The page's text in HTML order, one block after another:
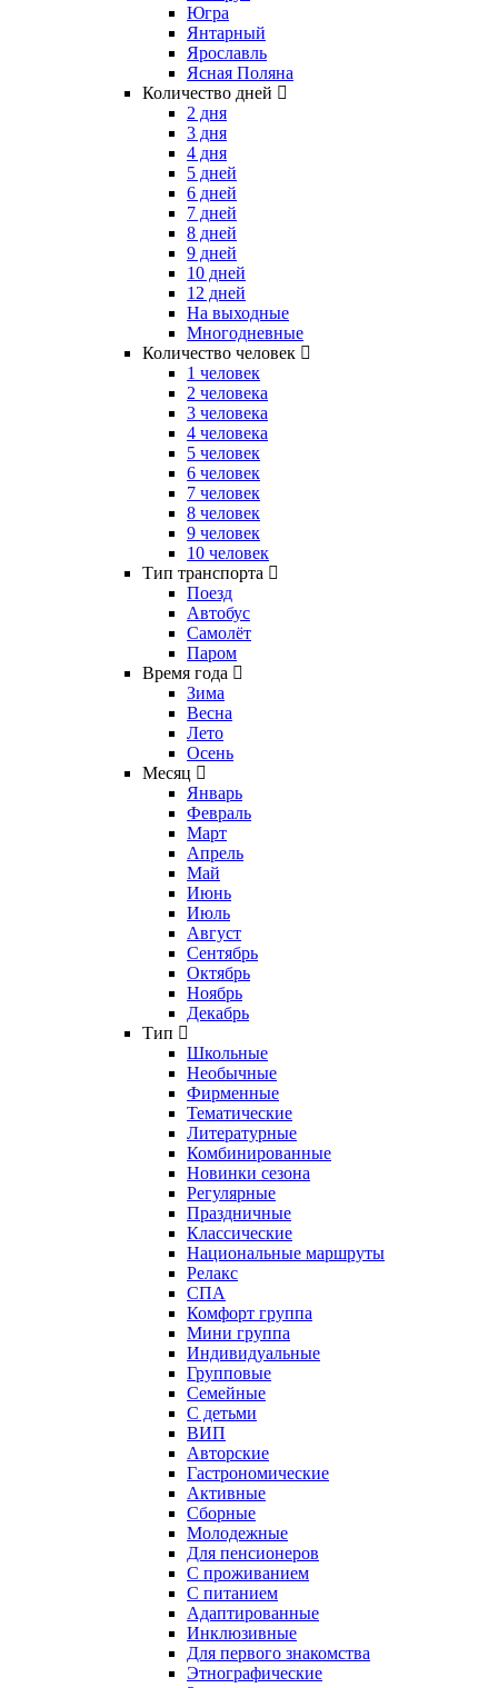
Югра
Янтарный
Ярославль
Ясная Поляна
Количество дней
2 дня
3 дня
4 дня
5 дней
6 дней
7 дней
8 дней
9 дней
10 дней
12 дней
На выходные
Многодневные
Количество человек
1 человек
2 человека
3 человека
4 человека
5 человек
6 человек
7 человек
8 человек
9 человек
10 человек
Тип транспорта
Поезд
Автобус
Самолёт
Паром
Время года
Зима
Весна
Лето
Осень
Месяц
Январь
Февраль
Март
Апрель
Май
Июнь
Июль
Август
Сентябрь
Октябрь
Ноябрь
Декабрь
Тип
Школьные
Необычные
Фирменные
Тематические
Литературные
Комбинированные
Новинки сезона
Регулярные
Праздничные
Классические
Национальные маршруты
Релакс
СПА
Комфорт группа
Мини группа
Индивидуальные
Групповые
Семейные
С детьми
ВИП
Авторские
Гастрономические
Активные
Сборные
Молодежные
Для пенсионеров
С проживанием
С питанием
Адаптированные
Инклюзивные
Для первого знакомства
Этнографические